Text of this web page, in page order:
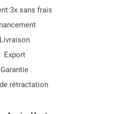
3x sans frais
Livraison
Export
Garantie
rétractation